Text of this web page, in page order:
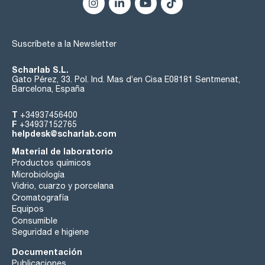
Suscríbete a la Newsletter
Scharlab S.L.
Gato Pérez, 33. Pol. Ind. Mas d’en Cisa E08181 Sentmenat,
Barcelona, España
T +34937456400
F +34937152765
helpdesk@scharlab.com
Material de laboratorio
Productos químicos
Microbiología
Vidrio, cuarzo y porcelana
Cromatografía
Equipos
Consumible
Seguridad e higiene
Documentación